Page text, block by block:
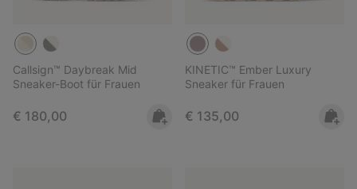
Callsign™ Daybreak Mid
Sneaker-Boot für Frauen
Regular price:
€ 180,00
KINETIC™ Ember Luxury
Sneaker für Frauen
Regular price:
€ 135,00